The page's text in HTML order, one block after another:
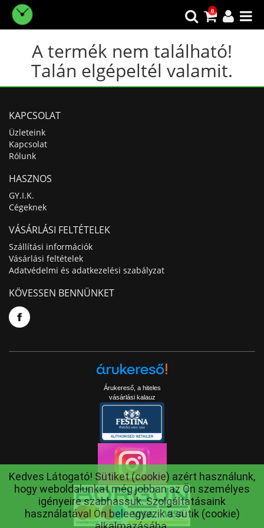
0
A termék nem található!
Talán elgépeltél valamit.
KAPCSOLAT
Üzleteink
Kapcsolat
Rólunk
HASZNOS
GY.I.K.
Cégeknek
VÁSÁRLÁSI FELTÉTELEK
Szállítási információk
Vásárlási feltételek
Adatvédelmi és adatkezelési szabályzat
KÖVESSEN BENNÜNKET
Árukereső, a hiteles
vásárlási kalauz
Kedves Látogató! Sütiket (cookie) azért használunk,
hogy weboldalunkat még jobban az Ön személyes
igényeire szabhassuk. Szolgáltatásaink
használatával Ön beleegyezik a sütik (cookie)